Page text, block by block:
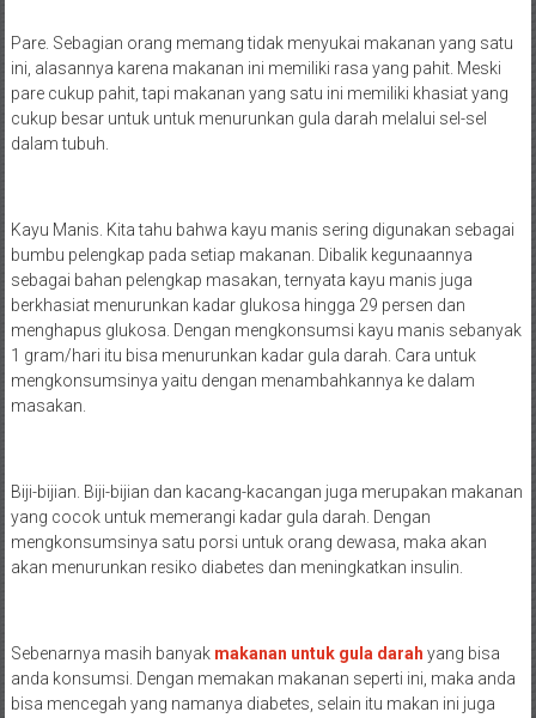
Pare. Sebagian orang memang tidak menyukai makanan yang satu
ini, alasannya karena makanan ini memiliki rasa yang pahit. Meski
pare cukup pahit, tapi makanan yang satu ini memiliki khasiat yang
cukup besar untuk untuk menurunkan gula darah melalui sel-sel
dalam tubuh.
Kayu Manis. Kita tahu bahwa kayu manis sering digunakan sebagai
bumbu pelengkap pada setiap makanan. Dibalik kegunaannya
sebagai bahan pelengkap masakan, ternyata kayu manis juga
berkhasiat menurunkan kadar glukosa hingga 29 persen dan
menghapus glukosa. Dengan mengkonsumsi kayu manis sebanyak
1 gram/hari itu bisa menurunkan kadar gula darah. Cara untuk
mengkonsumsinya yaitu dengan menambahkannya ke dalam
masakan.
Biji-bijian. Biji-bijian dan kacang-kacangan juga merupakan makanan
yang cocok untuk memerangi kadar gula darah. Dengan
mengkonsumsinya satu porsi untuk orang dewasa, maka akan
akan menurunkan resiko diabetes dan meningkatkan insulin.
Sebenarnya masih banyak makanan untuk gula darah yang bisa
anda konsumsi. Dengan memakan makanan seperti ini, maka anda
bisa mencegah yang namanya diabetes, selain itu makan ini juga